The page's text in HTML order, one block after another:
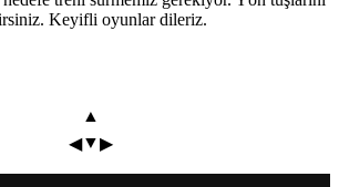
Keyifli oyunlar dileriz.
▲
◀▼▶